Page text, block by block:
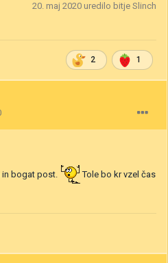
20. maj 2020 uredilo bitje Slinch
2 1
in bogat post. Tole bo kr vzel čas